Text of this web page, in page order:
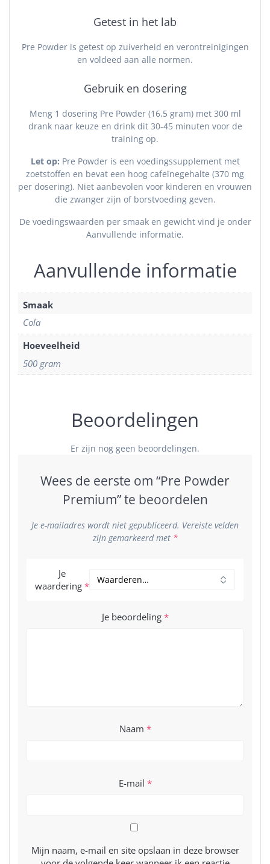
Getest in het lab
Pre Powder is getest op zuiverheid en verontreinigingen
en voldeed aan alle normen.
Gebruik en dosering
Meng 1 dosering Pre Powder (16,5 gram) met 300 ml
drank naar keuze en drink dit 30-45 minuten voor de
training op.
Let op: Pre Powder is een voedingssupplement met
zoetstoffen en bevat een hoog cafeïnegehalte (370 mg
per dosering). Niet aanbevolen voor kinderen en vrouwen
die zwanger zijn of borstvoeding geven.
De voedingswaarden per smaak en gewicht vind je onder
Aanvullende informatie.
Aanvullende informatie
Smaak
Cola
Hoeveelheid
500 gram
Beoordelingen
Er zijn nog geen beoordelingen.
Wees de eerste om “Pre Powder
Premium” te beoordelen
Je e-mailadres wordt niet gepubliceerd. Vereiste velden
zijn gemarkeerd met *
Je
waardering *
Je beoordeling *
Naam *
E-mail *
Mijn naam, e-mail en site opslaan in deze browser